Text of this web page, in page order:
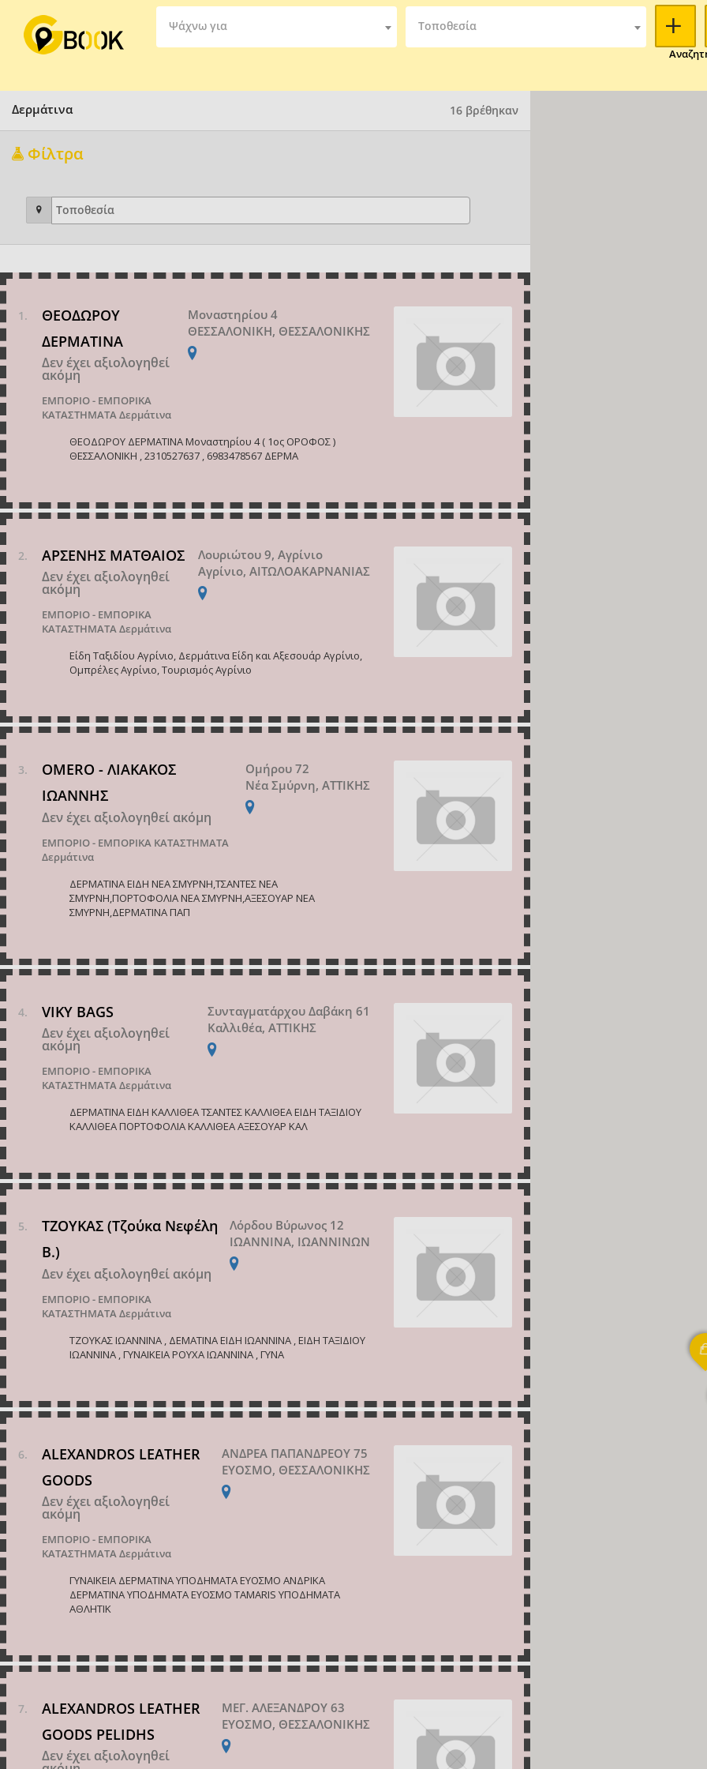
Ψάχνω για Τοποθεσία
Δερμάτινα 16 βρέθηκαν
Φίλτρα
ΘΕΟΔΩΡΟΥ
ΔΕΡΜΑΤΙΝΑ
Δεν έχει αξιολογηθεί
ακόμη
ΕΜΠΟΡΙΟ - ΕΜΠΟΡΙΚΑ
ΚΑΤΑΣΤΗΜΑΤΑΔερμάτινα
Μοναστηρίου 4
ΘΕΣΣΑΛΟΝΙΚΗ, ΘΕΣΣΑΛΟΝΙΚΗΣ
ΘΕΟΔΩΡΟΥ ΔΕΡΜΑΤΙΝΑ Μοναστηρίου 4 ( 1ος ΟΡΟΦΟΣ )
ΘΕΣΣΑΛΟΝΙΚΗ , 2310527637 , 6983478567 ΔΕΡΜΑ
ΑΡΣΕΝΗΣ ΜΑΤΘΑΙΟΣ
Δεν έχει αξιολογηθεί
ακόμη
ΕΜΠΟΡΙΟ - ΕΜΠΟΡΙΚΑ
ΚΑΤΑΣΤΗΜΑΤΑΔερμάτινα
Λουριώτου 9, Αγρίνιο
Αγρίνιο, ΑΙΤΩΛΟΑΚΑΡΝΑΝΙΑΣ
Είδη Ταξιδίου Αγρίνιο, Δερμάτινα Είδη και Αξεσουάρ Αγρίνιο,
Ομπρέλες Αγρίνιο, Τουρισμός Αγρίνιο
OMERO - ΛΙΑΚΑΚΟΣ
ΙΩΑΝΝΗΣ
Δεν έχει αξιολογηθεί ακόμη
ΕΜΠΟΡΙΟ - ΕΜΠΟΡΙΚΑ ΚΑΤΑΣΤΗΜΑΤΑ
Δερμάτινα
Ομήρου 72
Νέα Σμύρνη, ΑΤΤΙΚΗΣ
ΔΕΡΜΑΤΙΝΑ ΕΙΔΗ ΝΕΑ ΣΜΥΡΝΗ,ΤΣΑΝΤΕΣ ΝΕΑ
ΣΜΥΡΝΗ,ΠΟΡΤΟΦΟΛΙΑ ΝΕΑ ΣΜΥΡΝΗ,ΑΞΕΣΟΥΑΡ ΝΕΑ
ΣΜΥΡΝΗ,ΔΕΡΜΑΤΙΝΑ ΠΑΠ
VIKY BAGS
Δεν έχει αξιολογηθεί
ακόμη
ΕΜΠΟΡΙΟ - ΕΜΠΟΡΙΚΑ
ΚΑΤΑΣΤΗΜΑΤΑΔερμάτινα
Συνταγματάρχου Δαβάκη 61
Καλλιθέα, ΑΤΤΙΚΗΣ
ΔΕΡΜΑΤΙΝΑ ΕΙΔΗ ΚΑΛΛΙΘΕΑ ΤΣΑΝΤΕΣ ΚΑΛΛΙΘΕΑ ΕΙΔΗ ΤΑΞΙΔΙΟΥ
ΚΑΛΛΙΘΕΑ ΠΟΡΤΟΦΟΛΙΑ ΚΑΛΛΙΘΕΑ ΑΞΕΣΟΥΑΡ ΚΑΛ
ΤΖΟΥΚΑΣ (Τζούκα Νεφέλη
Β.)
Δεν έχει αξιολογηθεί ακόμη
ΕΜΠΟΡΙΟ - ΕΜΠΟΡΙΚΑ
ΚΑΤΑΣΤΗΜΑΤΑΔερμάτινα
Λόρδου Βύρωνος 12
ΙΩΑΝΝΙΝΑ, ΙΩΑΝΝΙΝΩΝ
ΤΖΟΥΚΑΣ ΙΩΑΝΝΙΝΑ , ΔΕΜΑΤΙΝΑ ΕΙΔΗ ΙΩΑΝΝΙΝΑ , ΕΙΔΗ ΤΑΞΙΔΙΟΥ
ΙΩΑΝΝΙΝΑ , ΓΥΝΑΙΚΕΙΑ ΡΟΥΧΑ ΙΩΑΝΝΙΝΑ , ΓΥΝΑ
ALEXANDROS LEATHER
GOODS
Δεν έχει αξιολογηθεί
ακόμη
ΕΜΠΟΡΙΟ - ΕΜΠΟΡΙΚΑ
ΚΑΤΑΣΤΗΜΑΤΑΔερμάτινα
ΑΝΔΡΕΑ ΠΑΠΑΝΔΡΕΟΥ 75
ΕΥΟΣΜΟ, ΘΕΣΣΑΛΟΝΙΚΗΣ
ΓΥΝΑΙΚΕΙΑ ΔΕΡΜΑΤΙΝΑ ΥΠΟΔΗΜΑΤΑ ΕΥΟΣΜΟ ΑΝΔΡΙΚΑ
ΔΕΡΜΑΤΙΝΑ ΥΠΟΔΗΜΑΤΑ ΕΥΟΣΜΟ TAMARIS ΥΠΟΔΗΜΑΤΑ
ΑΘΛΗΤΙΚ
ALEXANDROS LEATHER
GOODS PELIDHS
Δεν έχει αξιολογηθεί
ΜΕΓ. ΑΛΕΞΑΝΔΡΟΥ 63
ΕΥΟΣΜΟ, ΘΕΣΣΑΛΟΝΙΚΗΣ